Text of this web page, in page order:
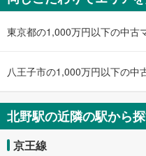
け
・
件
を
マ
東京都の1,000万円以下の中古
八王子市の1,000万円以下の中
北野駅の近隣の駅から
京王線